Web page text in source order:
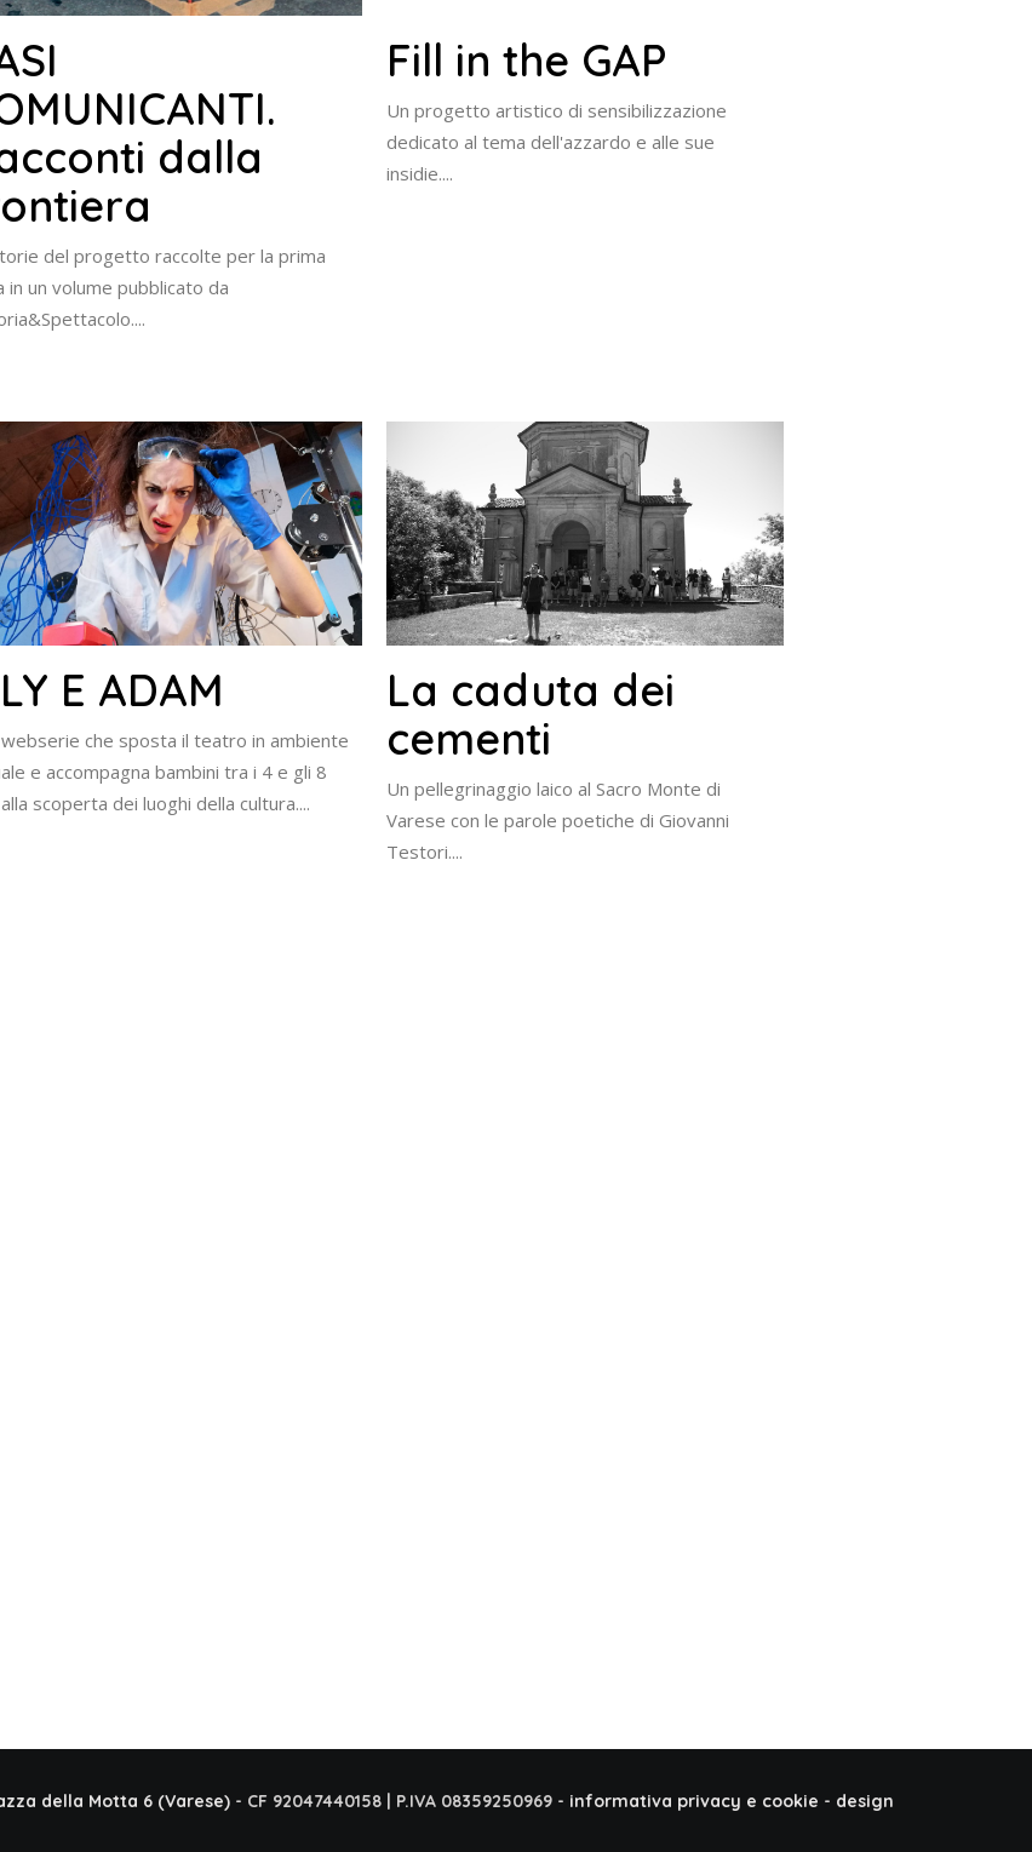
dalla
del progetto raccolte per la prima
in un volume pubblicato da
Fill in the GAP
Un progetto artistico di sensibilizzazione
dedicato al tema dell'azzardo e alle sue
insidie....
E ADAM
webserie che sposta il teatro in ambiente
e accompagna bambini tra i 4 e gli 8
scoperta dei luoghi della cultura....
La caduta dei
cementi
Un pellegrinaggio laico al Sacro Monte di
Varese con le parole poetiche di Giovanni
Testori....
della Motta 6 (Varese)- CF 92047440158 | P.IVA 08359250969 - informativa privacy e cookie - design